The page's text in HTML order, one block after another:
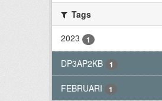
Tags
2023
1
DP3AP2KB 1
FEBRUARI 1